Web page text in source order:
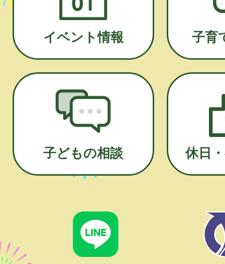
イベント情報 子育
子どもの相談 休日